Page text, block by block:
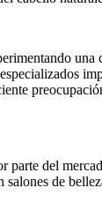
una
parte del
salones de